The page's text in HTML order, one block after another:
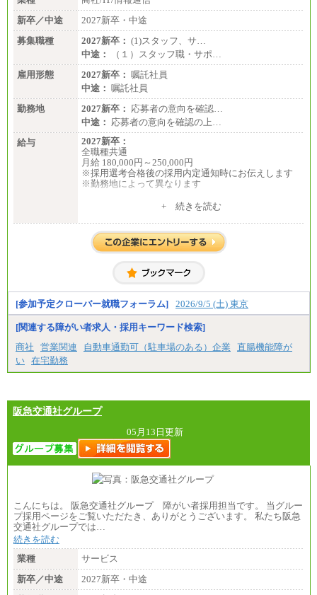
新卒／中途
2027新卒・中途
募集職種
2027新卒： (1)スタッフ、サ…
中途：
（１）スタッフ職・サポ…
雇用形態
2027新卒： 嘱託社員
中途： 嘱託社員
勤務地
2027新卒： 応募者の意向を確認…
中途： 応募者の意向を確認の上…
給与
2027新卒：
全職種共通
月給 180,000円～250,000円
※採用選考合格後の採用内定通知時にお伝えします
※勤務地によって異なります
月給 200,000円～250,000円
入社時の処遇は経験・能力を考慮の上、当社規程に
より決定します。
お伝えします。
+ 続きを読む
[参加予定クローバー就職フォーラム] 2026/9/5 (土) 東京
[関連する障がい者求人・採用キーワード検索]
商社
営業関連 自動車通勤可（駐車場のある）企業
直腸機能障が
い 在宅勤務
阪急交通社グループ
05月13日更新
こんにちは。 阪急交通社グループ 障がい者採用担当です。 当グルー
プ採用ページをご覧いただたき、ありがとうございます。 私たち阪急
交通社グループでは…
続きを読む
業種
サービス
新卒／中途
2027新卒・中途